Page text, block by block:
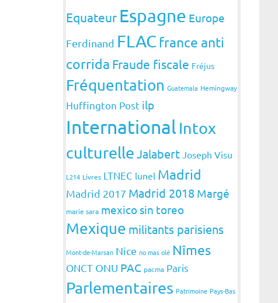
Equateur Espagne Europe
Ferdinand FLAC france anti
corrida Fraude fiscale Fréjus
Fréquentation Guatemala Hemingway
Huffington Post ilp
International Intox
culturelle Jalabert Joseph Visu
L214 Livres LTNEC lunel Madrid
Madrid 2017 Madrid 2018 Margé
marie sara mexico sin toreo
Mexique militants parisiens
Mont-de-Marsan Nice no mas olé Nîmes
ONCT ONU PAC pacma Paris
Parlementaires Patrimoine Pays-Bas